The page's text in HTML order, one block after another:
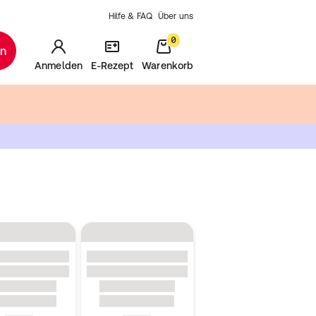
Hilfe & FAQ Über uns
Anmelden E-Rezept
0
Warenkorb